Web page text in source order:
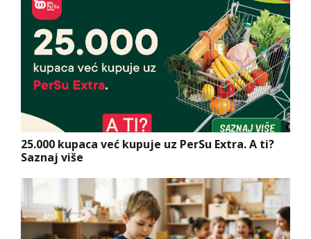
25.000 kupaca već kupuje uz PerSu Extra. A ti?
Saznaj više